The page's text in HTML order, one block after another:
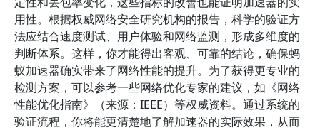
用性。根据权威网络安全研究机构的报告，科学的验证方
法应结合速度测试、用户体验和网络监测，形成多维度的
判断体系。这样，你才能得出客观、可靠的结论，确保蚂
蚁加速器确实带来了网络性能的提升。为了获得更专业的
检测方案，可以参考一些网络优化专家的建议，如《网络
性能优化指南》（来源：IEEE）等权威资料。通过系统的
验证流程，你将能更清楚地了解加速器的实际效果，从而